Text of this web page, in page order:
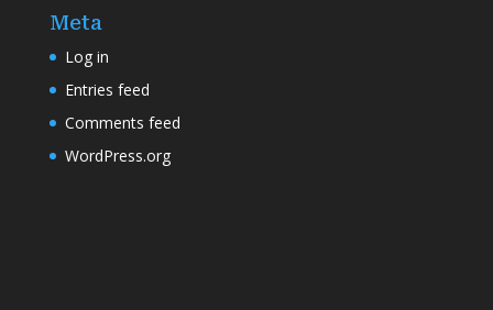
Meta
Log in
Entries feed
Comments feed
WordPress.org